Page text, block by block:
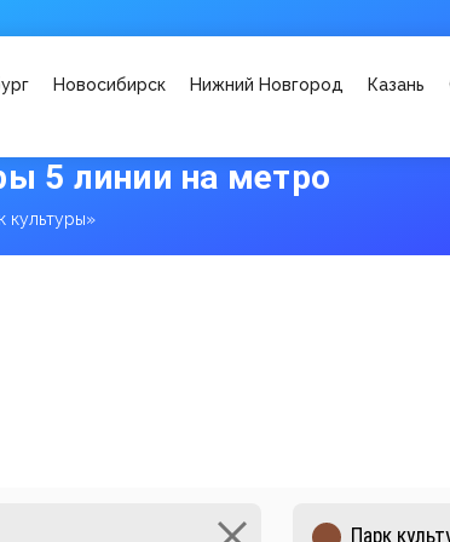
Новосибирск Нижний Новгород Казань
5 линии на метро
культуры»